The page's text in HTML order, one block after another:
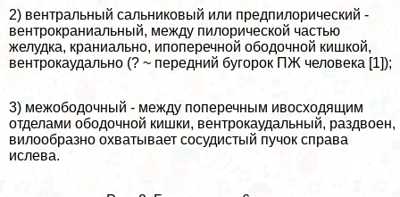
2) вентральный сальниковый или предпилорический -
вентрокраниальный, между пилорической частью
желудка, краниально, ипоперечной ободочной кишкой,
вентрокаудально (? ~ передний бугорок ПЖ человека [1]);
3) межободочный - между поперечным ивосходящим
отделами ободочной кишки, вентрокаудальный, раздвоен,
вилообразно охватывает сосудистый пучок справа
ислева.